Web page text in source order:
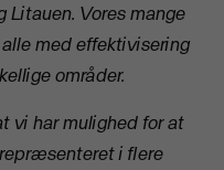
Vores mange
med effektivisering
områder.
vi har mulighed for at
i flere